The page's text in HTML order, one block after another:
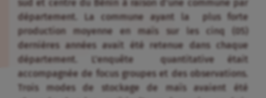
sud et centre du Bénin à raison d’une commune par
département. La commune ayant la plus forte
production moyenne en maïs sur les cinq (05)
dernières années avait été retenue dans chaque
département. L’enquête quantitative était
accompagnée de focus groupes et des observations.
Trois modes de stockage de maïs avaient été